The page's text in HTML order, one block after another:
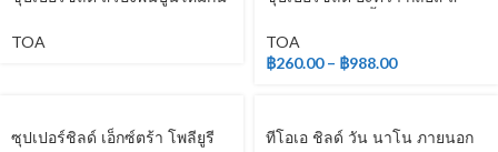
TOA
TOA
฿260.00 – ฿988.00
ซุปเปอร์ชิลด์ เอ็กซ์ตร้า โพลียูรี
ทีโอเอ ชิลด์ วัน นาโน ภายนอก